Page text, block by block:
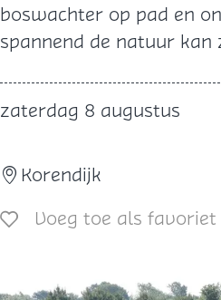
E
R
Z
n
u
boswachter op pad en
spannend de natuur kan
zaterdag 8 augustus
Korendijk
Voeg toe als favoriet